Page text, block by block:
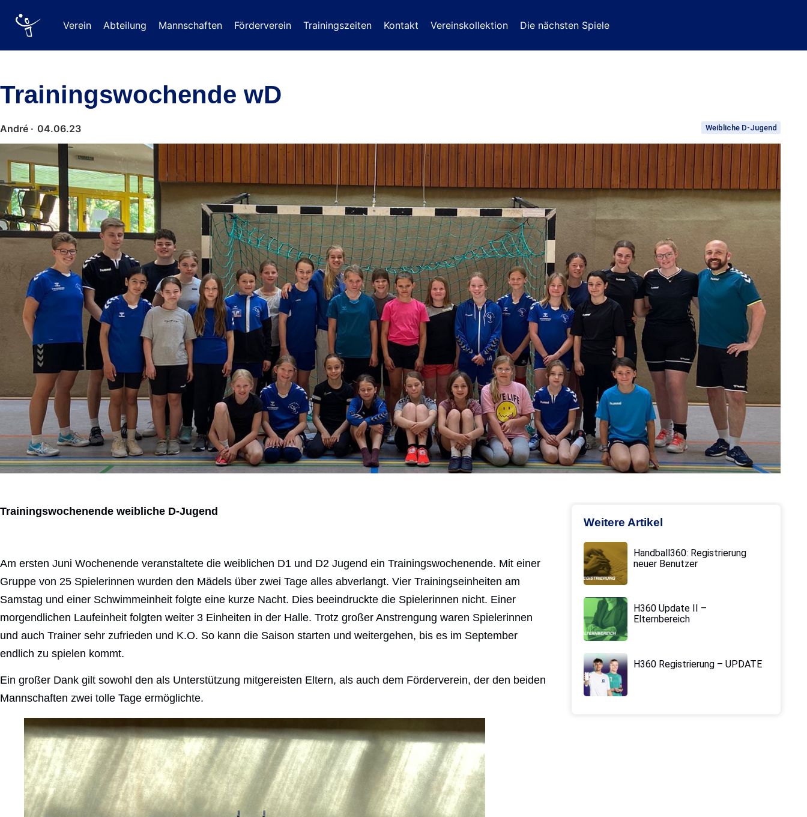
Verein Abteilung Mannschaften Förderverein Trainingszeiten Kontakt Vereinskollektion Die nächsten Spiele
Trainingswochende wD
André · 04.06.23 Weibliche D-Jugend
Trainingswochenende weibliche D-Jugend
Am ersten Juni Wochenende veranstaltete die weiblichen D1 und D2 Jugend ein Trainingswochenende. Mit einer
Gruppe von 25 Spielerinnen wurden den Mädels über zwei Tage alles abverlangt. Vier Trainingseinheiten am
Samstag und einer Schwimmeinheit folgte eine kurze Nacht. Dies beeindruckte die Spielerinnen nicht. Einer
morgendlichen Laufeinheit folgten weiter 3 Einheiten in der Halle. Trotz großer Anstrengung waren Spielerinnen
und auch Trainer sehr zufrieden und K.O. So kann die Saison starten und weitergehen, bis es im September
endlich zu spielen kommt.
Ein großer Dank gilt sowohl den als Unterstützung mitgereisten Eltern, als auch dem Förderverein, der den beiden
Mannschaften zwei tolle Tage ermöglichte.
Weitere Artikel
Handball360: Registrierung
neuer Benutzer
H360 Update II –
Elternbereich
H360 Registrierung – UPDATE